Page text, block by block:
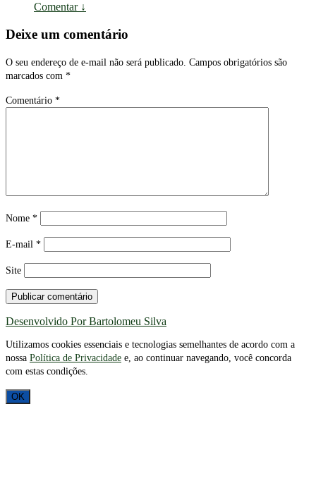
Comentar ↓
Deixe um comentário
O seu endereço de e-mail não será publicado. Campos obrigatórios são
marcados com *
Comentário *
Nome *
E-mail *
Site
Desenvolvido Por Bartolomeu Silva
Utilizamos cookies essenciais e tecnologias semelhantes de acordo com a
nossa Política de Privacidade e, ao continuar navegando, você concorda
com estas condições.
OK